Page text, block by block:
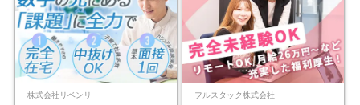
株式会社リベンリ フルスタック株式会社